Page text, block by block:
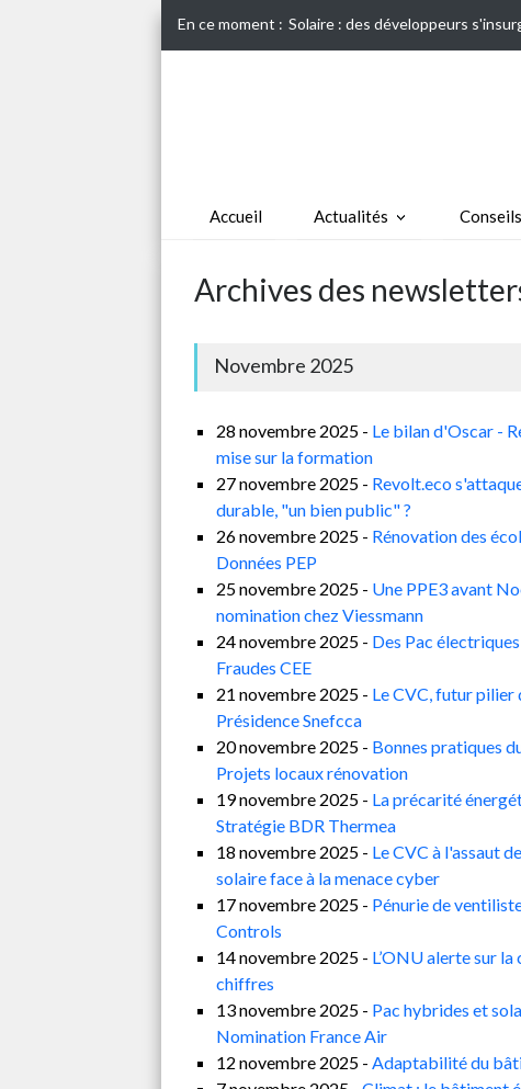
En ce moment : Solaire : des développeurs
Accueil Actualités Conseils
Archives des
Novembre 2025
28 novembre 2025 - Le bilan d'Oscar -
mise sur la formation
27 novembre 2025 - Revolt.eco
durable, "un bien public" ?
26 novembre 2025 - Rénovation des
Données PEP
25 novembre 2025 - Une PPE3 avant
nomination chez Viessmann
24 novembre 2025 - Des Pac
Fraudes CEE
21 novembre 2025 - Le CVC, futur pilier
Présidence Snefcca
20 novembre 2025 - Bonnes pratiques
Projets locaux rénovation
19 novembre 2025 - La précarité
Stratégie BDR Thermea
18 novembre 2025 - Le CVC à l'assaut
solaire face à la menace cyber
17 novembre 2025 - Pénurie de
Controls
14 novembre 2025 - L’ONU alerte sur
chiffres
13 novembre 2025 - Pac hybrides et
Nomination France Air
12 novembre 2025 - Adaptabilité du bâti